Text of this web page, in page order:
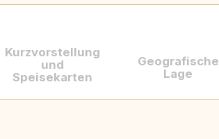
Kurzvorstellung
und
Speisekarten
Geografische
Lage